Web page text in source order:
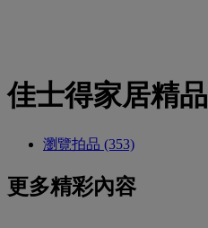
佳士得家居精品
瀏覽拍品 (353)
更多精彩內容